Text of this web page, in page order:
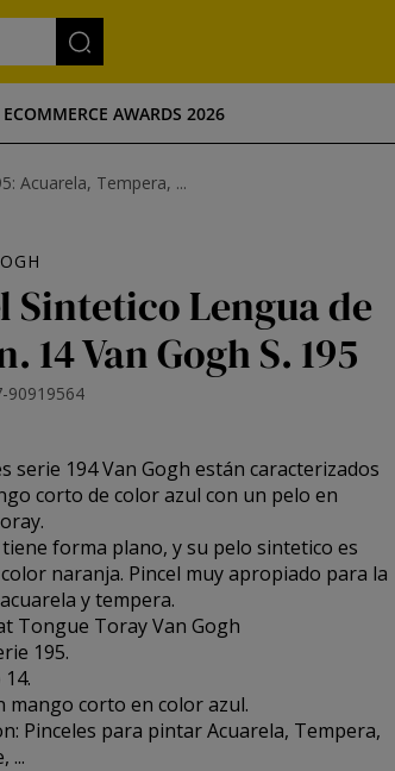
ECOMMERCE AWARDS 2026
Acuarela, Tempera, ...
Sintetico Lengua de
14 Van Gogh S. 195
90919564
serie 194 Van Goghestán caracterizados
corto de color azul con un pelo en
tiene forma plano, y su pelo sintetico es
naranja. Pincel muy apropiado para la
y tempera.
Tongue Toray Van Gogh
195.
mango corto en color azul.
Pinceles para pintar Acuarela, Tempera,
...